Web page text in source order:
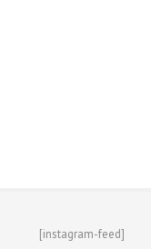
[instagram-feed]